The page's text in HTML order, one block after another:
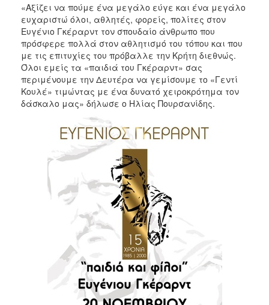
«Αξίζει να πούμε ένα μεγάλο εύγε και ένα μεγάλο
ευχαριστώ όλοι, αθλητές, φορείς, πολίτες στον
Ευγένιο Γκέραρντ τον σπουδαίο άνθρωπο που
πρόσφερε πολλά στον αθλητισμό του τόπου και που
με τις επιτυχίες του πρόβαλλε την Κρήτη διεθνώς.
Όλοι εμείς τα «παιδιά του Γκέραρντ» σας
περιμένουμε την Δευτέρα να γεμίσουμε το «Γεντί
Κουλέ» τιμώντας με ένα δυνατό χειροκρότημα τον
δάσκαλο μας» δήλωσε ο Ηλίας Πουρσανίδης.